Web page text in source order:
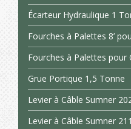
Écarteur Hydraulique 1
Fourches à Palettes 8’
Fourches à Palettes pour
Grue Portique 1,5 Tonne
Levier à Câble Sumner
Levier à Câble Sumner